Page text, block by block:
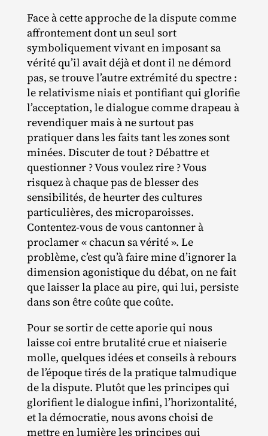
Face à cette approche de la dispute comme
affrontement dont un seul sort
symboliquement vivant en imposant sa
vérité qu’il avait déjà et dont il ne démord
pas, se trouve l’autre extrémité du spectre :
le relativisme niais et pontifiant qui glorifie
l’acceptation, le dialogue comme drapeau à
revendiquer mais à ne surtout pas
pratiquer dans les faits tant les zones sont
minées. Discuter de tout ? Débattre et
questionner ? Vous voulez rire ? Vous
risquez à chaque pas de blesser des
sensibilités, de heurter des cultures
particulières, des microparoisses.
Contentez‐​vous de vous cantonner à
proclamer « chacun sa vérité ». Le
problème, c’est qu’à faire mine d’ignorer la
dimension agonistique du débat, on ne fait
que laisser la place au pire, qui lui, persiste
dans son être coûte que coûte.
Pour se sortir de cette aporie qui nous
laisse coi entre brutalité crue et niaiserie
molle, quelques idées et conseils à rebours
de l’époque tirés de la pratique talmudique
de la dispute. Plutôt que les principes qui
glorifient le dialogue infini, l’horizontalité,
et la démocratie, nous avons choisi de
mettre en lumière les principes qui